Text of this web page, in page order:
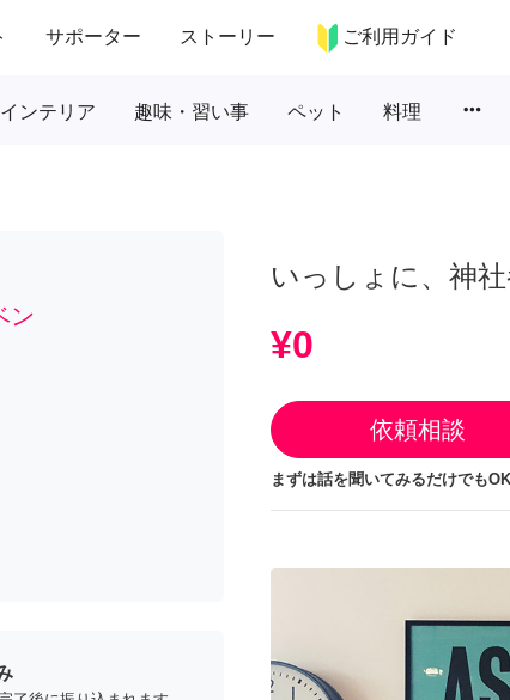
サポーター ストーリー ご利用ガイド
インテリア 趣味・習い事 ペット 料理 more_horiz
ン
いっしょに、神
¥0
依頼相談
まずは話を聞いてみるだけでも